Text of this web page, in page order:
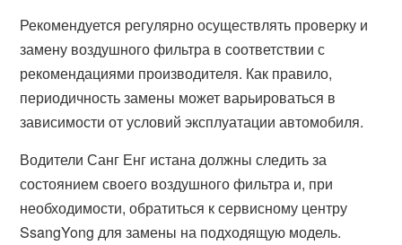
Рекомендуется регулярно осуществлять проверку и
замену воздушного фильтра в соответствии с
рекомендациями производителя. Как правило,
периодичность замены может варьироваться в
зависимости от условий эксплуатации автомобиля.
Водители Санг Енг истана должны следить за
состоянием своего воздушного фильтра и, при
необходимости, обратиться к сервисному центру
SsangYong для замены на подходящую модель.